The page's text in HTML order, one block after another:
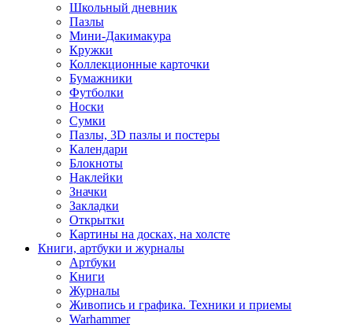
Школьный дневник
Пазлы
Мини-Дакимакура
Кружки
Коллекционные карточки
Бумажники
Футболки
Носки
Сумки
Пазлы, 3D пазлы и постеры
Календари
Блокноты
Наклейки
Значки
Закладки
Открытки
Картины на досках, на холсте
Книги, артбуки и журналы
Артбуки
Книги
Журналы
Живопись и графика. Техники и приемы
Warhammer